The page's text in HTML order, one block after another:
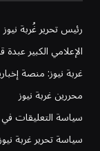
رئيس تحرير غُربة نيوز
الإعلامي الكبير
غربة نيوز: منصة
محررين غربة نيوز
سياسة التعليقات
سياسة تحرير غربة